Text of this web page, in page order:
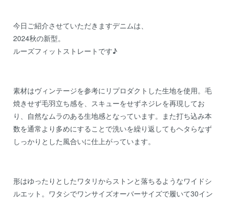
今日ご紹介させていただきますデニムは、
2024秋の新型。
ルーズフィットストレートです♪
素材はヴィンテージを参考にリプロダクトした生地を使用。毛
焼きせず毛羽立ち感を、スキューをせずネジレを再現してお
り、自然なムラのある生地感となっています。また打ち込み本
数を通常より多めにすることで洗いを繰り返してもヘタらなず
しっかりとした風合いに仕上がっています。
形はゆったりとしたワタリからストンと落ちるようなワイドシ
ルエット。ワタシでワンサイズオーバーサイズで履いて30イン